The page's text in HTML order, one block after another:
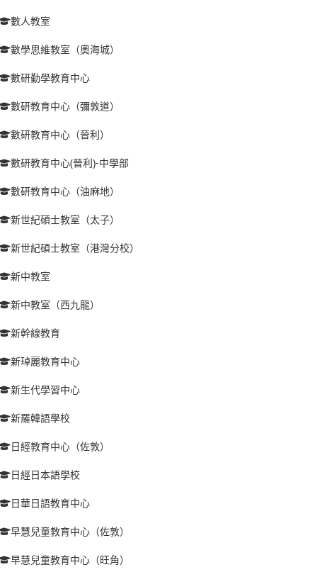
數人教室
數學思維教室（奧海城）
數研勤學教育中心
數研教育中心（彌敦道）
數研教育中心（晉利）
數研教育中心(晉利)-中學部
數研教育中心（油麻地）
新世紀碩士教室（太子）
新世紀碩士教室（港灣分校）
新中教室
新中教室（西九龍）
新幹線教育
新琸麗教育中心
新生代學習中心
新羅韓語學校
日經教育中心（佐敦）
日經日本語學校
日華日語教育中心
早慧兒童教育中心（佐敦）
早慧兒童教育中心（旺角）